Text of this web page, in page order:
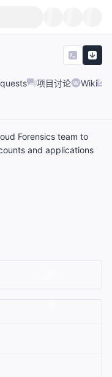
项目讨论 Wiki
Forensics team to
and applications